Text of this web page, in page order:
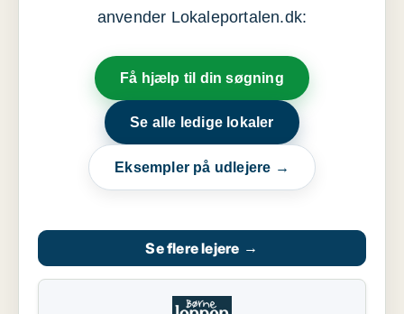
anvender Lokaleportalen.dk:
Få hjælp til din søgning
Se alle ledige lokaler
Eksempler på udlejere →
Se flere lejere →